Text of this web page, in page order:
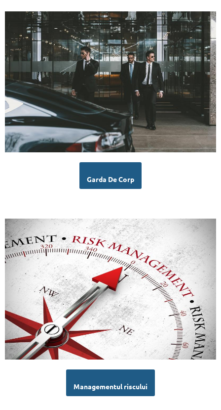
Garda De Corp
Managementul riscului